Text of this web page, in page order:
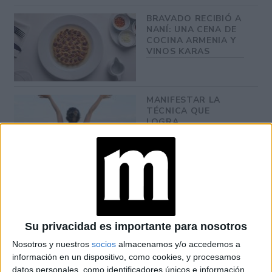
Su privacidad es importante para nosotros
Nosotros y nuestros socios almacenamos y/o accedemos a
información en un dispositivo, como cookies, y procesamos
datos personales, como identificadores únicos e información
BRAVADO RECIBIÓ A
NANÍ: UNA CENA DE
COCINA ARMENIA Y
VINOS KARAS
MANIFESTAR LA
TÉCNICA QUE
LOGRA
PROFUNDOS
AGOSTO POR LA
VIDENTE: PLANO
ESPIRITUAL,
LABORAL Y
AMOROSO